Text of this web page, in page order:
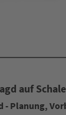
auf
- Planung,